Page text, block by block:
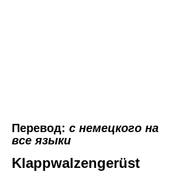
Перевод: с немецкого на
все языки
Klappwalzengerüst